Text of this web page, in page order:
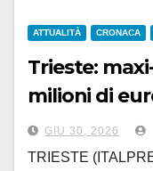
ATTUALITÀ CRONACA
Trieste:
milioni di
contraffatti
GIU 30, 2026
TRIESTE